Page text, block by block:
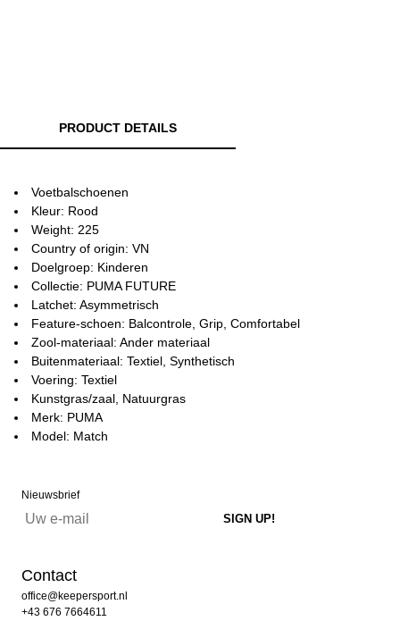
PRODUCT DETAILS
Voetbalschoenen
Kleur: Rood
Weight: 225
Country of origin: VN
Doelgroep: Kinderen
Collectie: PUMA FUTURE
Latchet: Asymmetrisch
Feature-schoen: Balcontrole, Grip, Comfortabel
Zool-materiaal: Ander materiaal
Buitenmateriaal: Textiel, Synthetisch
Voering: Textiel
Kunstgras/zaal, Natuurgras
Merk: PUMA
Model: Match
Nieuwsbrief
Contact
office@keepersport.nl
+43 676 7664611